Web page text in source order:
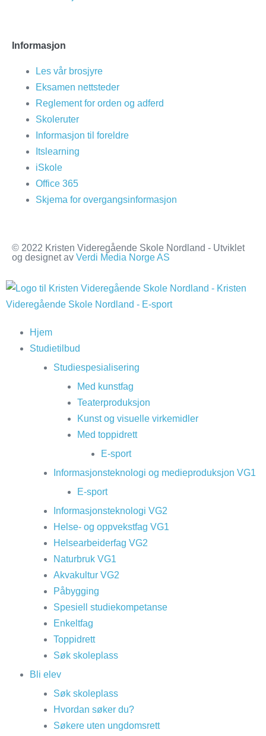
Informasjon
Les vår brosjyre
Eksamen nettsteder
Reglement for orden og adferd
Skoleruter
Informasjon til foreldre
Itslearning
iSkole
Office 365
Skjema for overgangsinformasjon
© 2022 Kristen Videregående Skole Nordland - Utviklet
og designet av Verdi Media Norge AS
Hjem
Studietilbud
Studiespesialisering
Med kunstfag
Teaterproduksjon
Kunst og visuelle virkemidler
Med toppidrett
E-sport
Informasjonsteknologi og medieproduksjon VG1
E-sport
Informasjonsteknologi VG2
Helse- og oppvekstfag VG1
Helsearbeiderfag VG2
Naturbruk VG1
Akvakultur VG2
Påbygging
Spesiell studiekompetanse
Enkeltfag
Toppidrett
Søk skoleplass
Bli elev
Søk skoleplass
Hvordan søker du?
Søkere uten ungdomsrett